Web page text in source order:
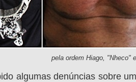
pela ordem Hiago, "Nheco" e
algumas denúncias sobre